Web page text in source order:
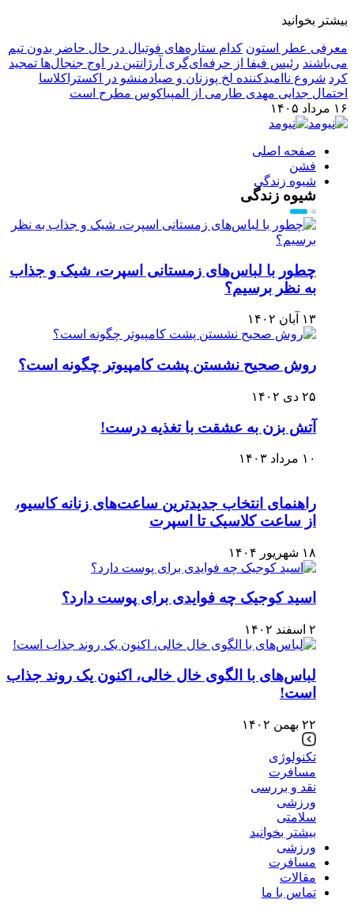
بیشتر بخوانید
معرفی عطر استون کدام ستاره‌های فوتبال در حال حاضر بدون تیم
می‌باشند رئیس فیفا از حرفه‌ای‌گری آرژانتین در اوج جنجال‌ها تمجید
کرد شروع ناامیدکننده لخ پوزنان و صیادمنشو در اکستراکلاسا
احتمال جدایی مهدی طارمی از المپیاکوس مطرح است
۱۶ مرداد ۱۴۰۵
صفحه اصلی
فشن
شیوه زندگی
شیوه زندگی
چطور با لباس‌های زمستانی اسپرت، شیک و جذاب
به نظر برسیم؟
۱۳ آبان ۱۴۰۲
روش صحیح نشستن پشت کامپیوتر چگونه است؟
۲۵ دی ۱۴۰۲
آتش بزن به عشقت با تغذیه درست!
۱۰ مرداد ۱۴۰۳
راهنمای انتخاب جدیدترین ساعت‌های زنانه کاسیو،
از ساعت کلاسیک تا اسپرت
۱۸ شهریور ۱۴۰۴
اسید کوجیک چه فوایدی برای پوست دارد؟
۲ اسفند ۱۴۰۲
لباس‌های با الگوی خال خالی، اکنون یک روند جذاب
است!
۲۲ بهمن ۱۴۰۲
تکنولوژی
مسافرت
نقد و بررسی
ورزشی
سلامتی
بیشتر بخوانید
ورزشی
مسافرت
مقالات
تماس با ما